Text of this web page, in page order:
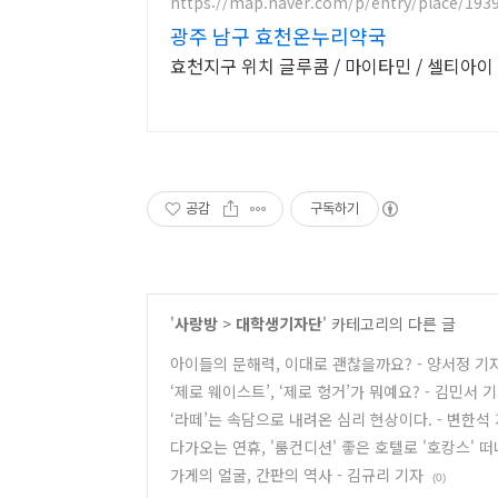
광주 남구 효천온누리약국
공감 구독하기
'사랑방 > 대학생기자단' 카테고리의 다른 글
아이들의 문해력, 이대로 괜찮을까요? - 양서정 기
‘제로 웨이스트’, ‘제로 헝거’가 뭐예요? - 김민서
‘라떼’는 속담으로 내려온 심리 현상이다. - 변한석
다가오는 연휴, '룸컨디션' 좋은 호텔로 '호캉스'
가게의 얼굴, 간판의 역사 - 김규리 기자
(0)